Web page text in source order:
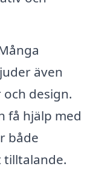
även
design.
få hjälp med
både
tilltalande.